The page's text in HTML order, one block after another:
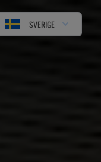
SVERIGE